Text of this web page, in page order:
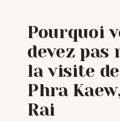
Pourquoi
devez pas
la visite
Phra
Rai